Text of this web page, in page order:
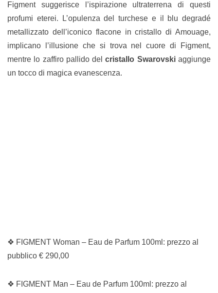
Figment suggerisce l’ispirazione ultraterrena di questi
profumi eterei. L’opulenza del turchese e il blu degradé
metallizzato dell’iconico flacone in cristallo di Amouage,
implicano l’illusione che si trova nel cuore di Figment,
mentre lo zaffiro pallido delcristallo Swarovskiaggiunge
un tocco di magica evanescenza.
❖ FIGMENT Woman – Eau de Parfum 100ml: prezzo al
pubblico € 290,00
❖ FIGMENT Man – Eau de Parfum 100ml: prezzo al